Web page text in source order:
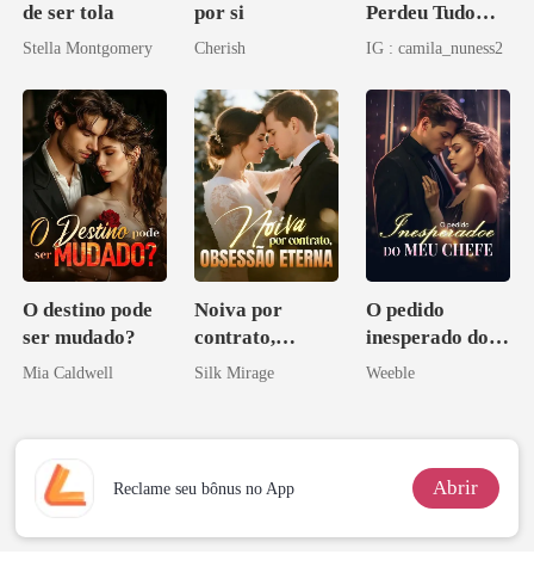
de ser tola
Stella Montgomery
por si
Cherish
Perdeu Tudo
Inclusive Ela
IG : camila_nuness2
O destino pode
ser mudado?
Mia Caldwell
Noiva por
contrato,
obsessão eterna
Silk Mirage
O pedido
inesperado do
meu chefe
Weeble
Reclame seu bônus no App Abrir